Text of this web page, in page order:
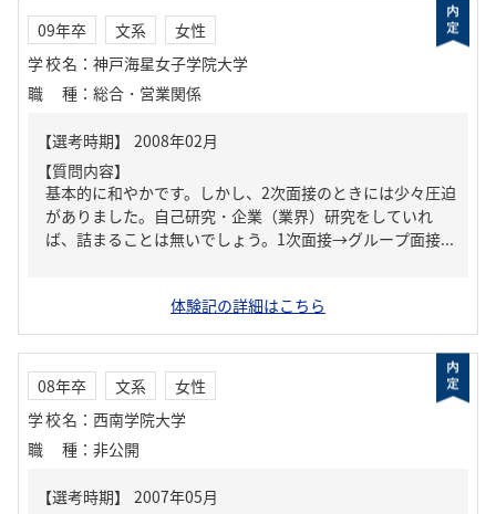
09年卒 文系
女性
学校名 ： 神戸海星女子学院大学
職種 ： 総合・営業関係
【質問内容】
基本的に和やかです。しかし、2次面接のときには少々圧迫
がありました。自己研究・企業（業界）研究をしていれ
ば、詰まることは無いでしょう。1次面接→グループ面接...
体験記の詳細はこちら
08年卒 文系
女性
学校名 ： 西南学院大学
職種 ： 非公開